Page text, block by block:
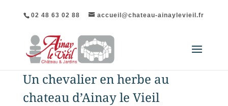
02 48 63 02 88 accueil@chateau-ainaylevieil.fr
Un chevalier en herbe au
chateau d’Ainay le Vieil